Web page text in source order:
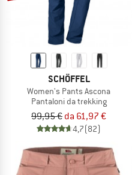
SCHÖFFEL
Women's Pants Ascona
Pantaloni da trekking
99,95 € da 61,97 €
4,7(82)